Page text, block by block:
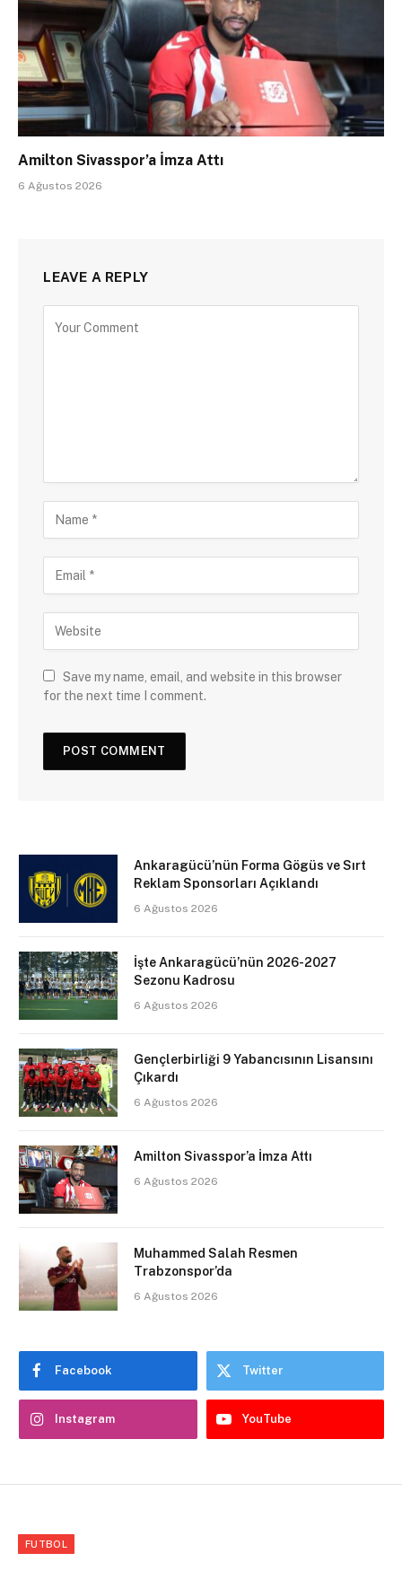
Amilton Sivasspor’a İmza Attı
6 Ağustos 2026
LEAVE A REPLY
Save my name, email, and website in this browser
for the next time I comment.
Ankaragücü’nün Forma Gögüs ve Sırt
Reklam Sponsorları Açıklandı
6 Ağustos 2026
İşte Ankaragücü’nün 2026-2027
Sezonu Kadrosu
6 Ağustos 2026
Gençlerbirliği 9 Yabancısının Lisansını
Çıkardı
6 Ağustos 2026
Amilton Sivasspor’a İmza Attı
6 Ağustos 2026
Muhammed Salah Resmen
Trabzonspor’da
6 Ağustos 2026
Facebook Twitter
Instagram YouTube
FUTBOL